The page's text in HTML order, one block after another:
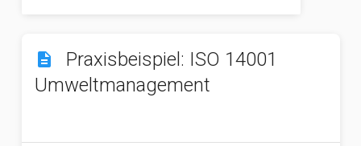
description
Praxisbeispiel: ISO 14001
Umweltmanagement